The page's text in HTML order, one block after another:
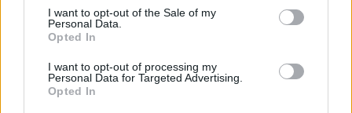
I want to opt-out of the Sale of my
Personal Data.
Opted In
I want to opt-out of processing my
Personal Data for Targeted Advertising.
Opted In
Escitalopram (647)
Depressie - antidepressiva SSRI
Psychose / schizofrenie - antipsychotica
Amoxicilline (646)